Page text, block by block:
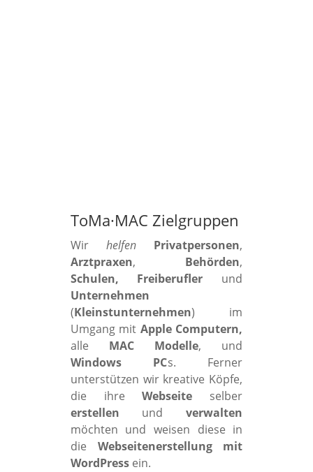
ToMa·MAC Zielgruppen
Wir helfen Privatpersonen,
Arztpraxen, Behörden,
Schulen, Freiberufler und
Unternehmen
(Kleinstunternehmen) im
Umgang mit Apple Computern,
alle MAC Modelle, und
Windows PCs. Ferner
unterstützen wir kreative Köpfe,
die ihreWebseite selber
erstellen undverwalten
möchten und weisen diese in
die Webseitenerstellung mit
WordPressein.